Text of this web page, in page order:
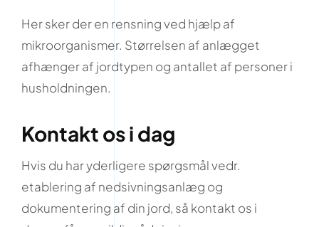
Her sker der en rensning ved hjælp af
mikroorganismer. Størrelsen af anlægget
afhænger af jordtypen og antallet af personer i
husholdningen.
Kontakt os i dag
Hvis du har yderligere spørgsmål vedr.
etablering af nedsivningsanlæg og
dokumentering af din jord, så kontakt os i